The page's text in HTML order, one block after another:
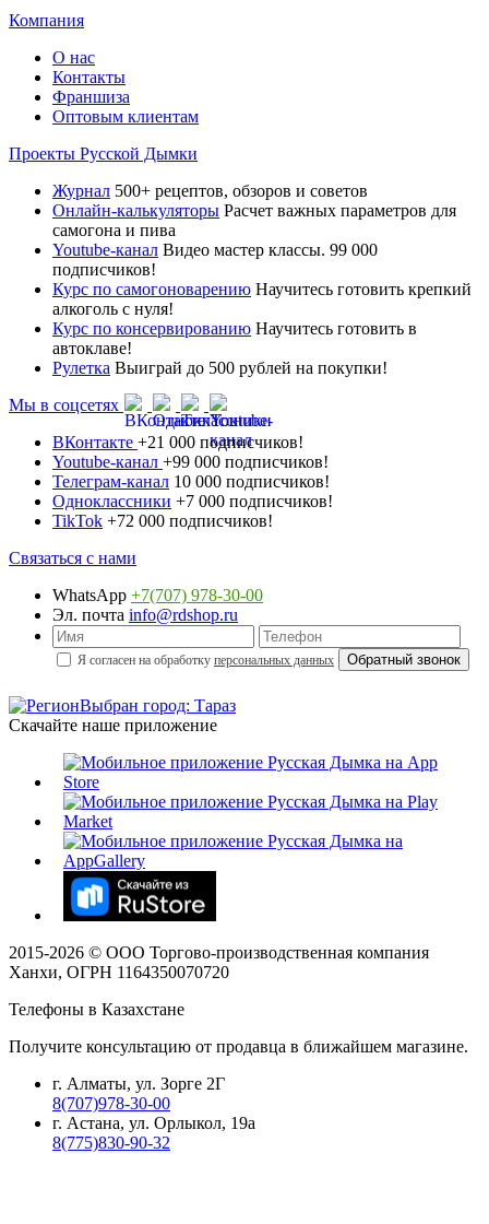
Компания
О нас
Контакты
Франшиза
Оптовым клиентам
Проекты Русской Дымки
Журнал 500+ рецептов, обзоров и советов
Онлайн-калькуляторы Расчет важных параметров для
самогона и пива
Youtube-канал Видео мастер классы. 99 000
подписчиков!
Курс по самогоноварению Научитесь готовить крепкий
алкоголь с нуля!
Курс по консервированию Научитесь готовить в
автоклаве!
Рулетка Выиграй до 500 рублей на покупки!
Мы в соцсетях
ВКонтакте +21 000 подписчиков!
Youtube-канал +99 000 подписчиков!
Телеграм-канал 10 000 подписчиков!
Одноклассники +7 000 подписчиков!
TikTok +72 000 подписчиков!
Связаться с нами
WhatsApp +7(707) 978-30-00
Эл. почта info@rdshop.ru
Я согласен на обработку персональных данных
Выбран город: Тараз
Скачайте наше приложение
2015-2026 © ООО Торгово-производственная компания
Ханхи, ОГРН 1164350070720
Телефоны в Казахстане
Получите консультацию от продавца в ближайшем магазине.
г. Алматы, ул. Зорге 2Г
8(707)978-30-00
г. Астана, ул. Орлыкол, 19а
8(775)830-90-32